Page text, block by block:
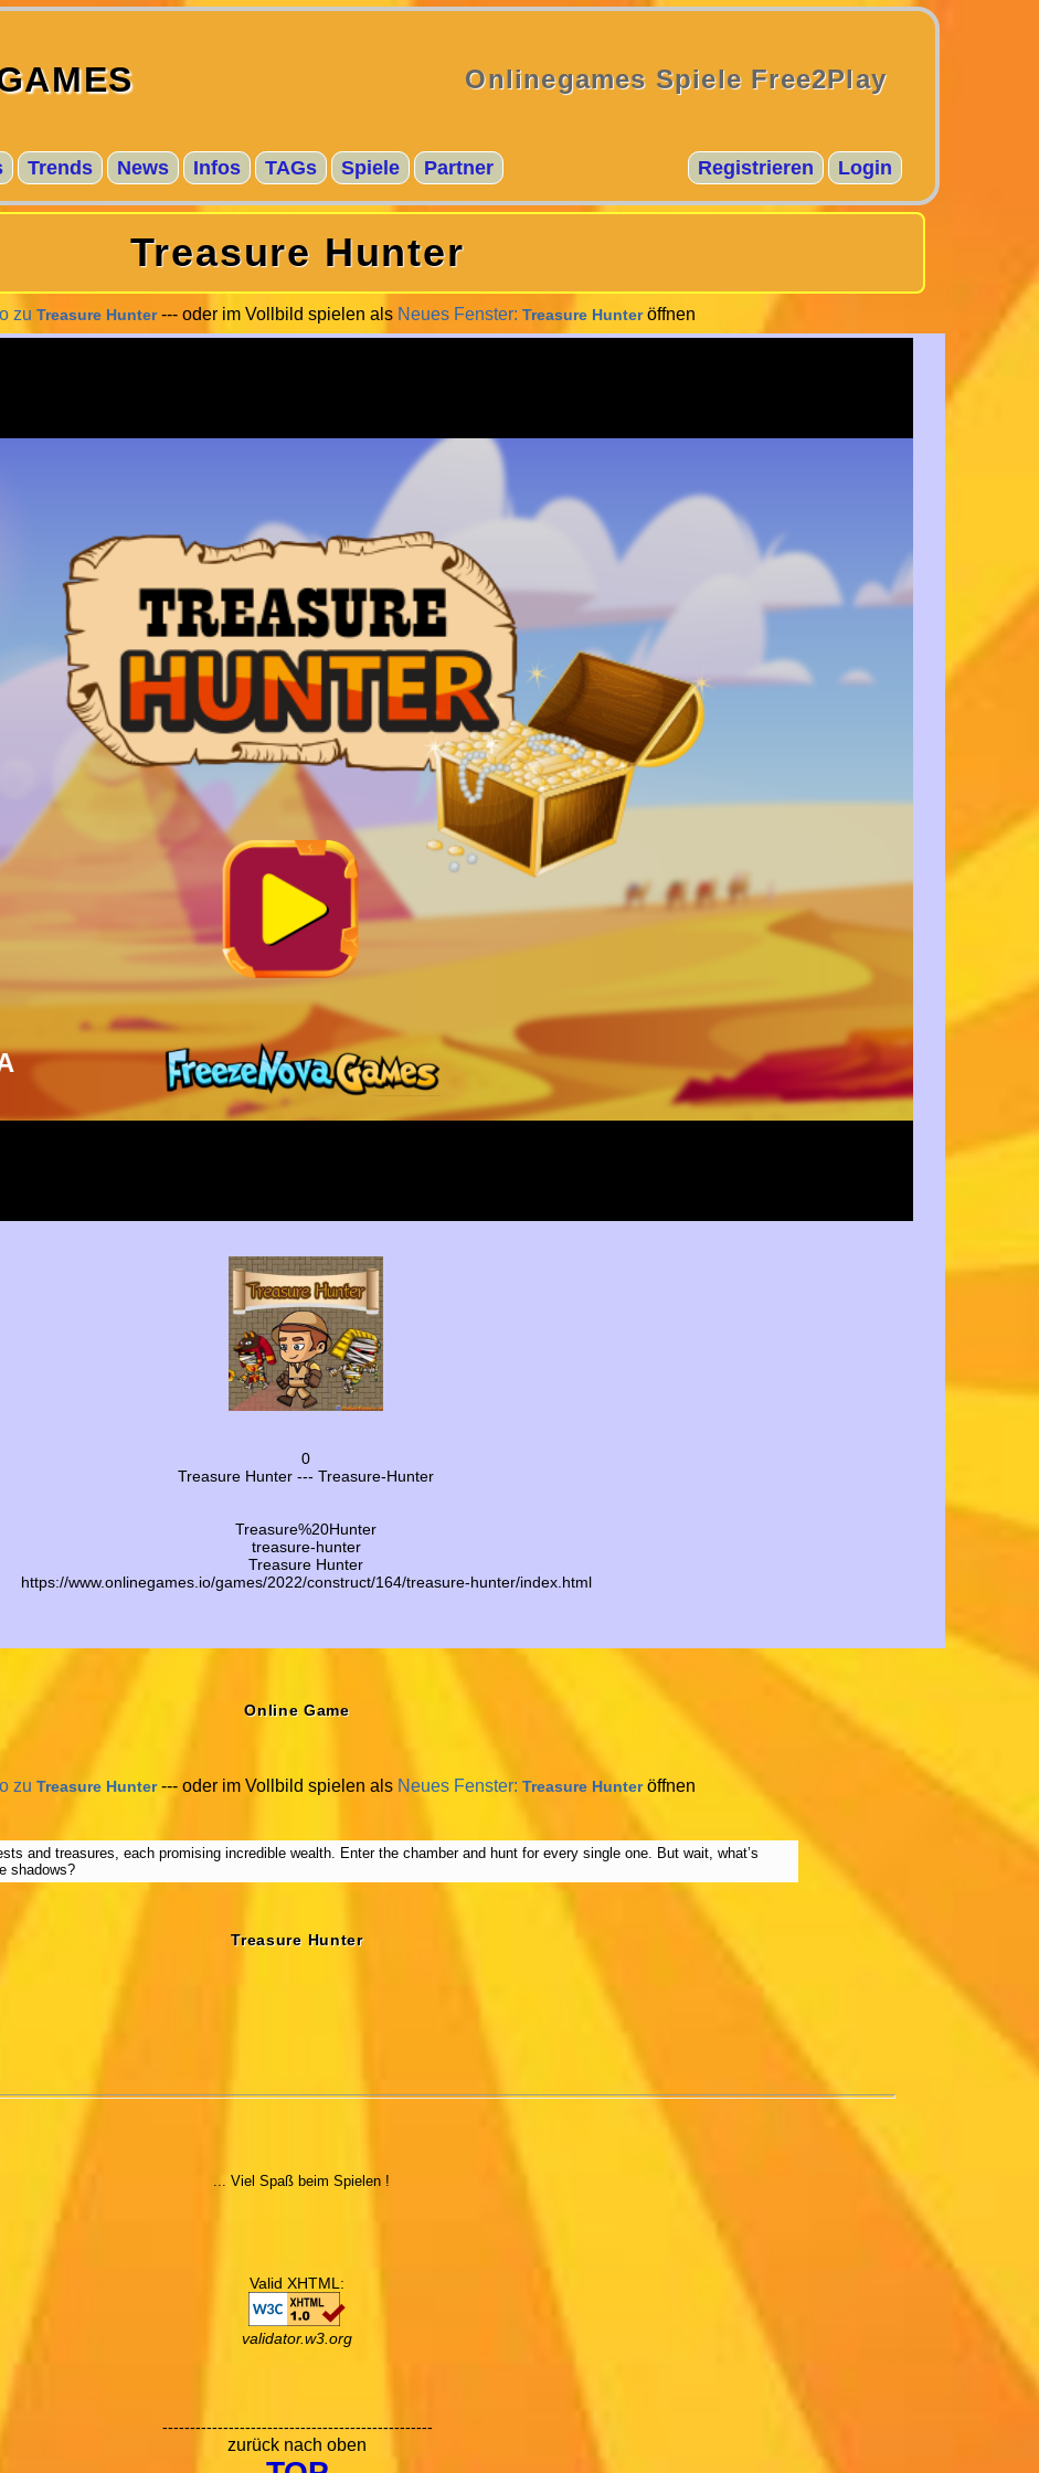
Onlinegames Spiele Free2Play
Trends News Infos TAGs Spiele Partner Login
Registrieren
Treasure Hunter
zu Treasure Hunter--- oder im Vollbild spielen als Neues Fenster: Treasure Hunteröffnen
0
Treasure Hunter --- Treasure-Hunter
Treasure%20Hunter
treasure-hunter
Treasure Hunter
https://www.onlinegames.io/games/2022/construct/164/treasure-hunter/index.html
Online Game
zu Treasure Hunter--- oder im Vollbild spielen als Neues Fenster: Treasure Hunteröffnen
and treasures, each promising incredible wealth. Enter the chamber and hunt for every single one. But wait, what’s
shadows?
Treasure Hunter
... Viel Spaß beim Spielen !
Valid XHTML:
validator.w3.org
-------------------------------------------------
zurück nach oben